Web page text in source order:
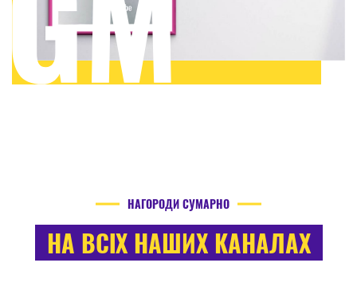
НАГОРОДИ СУМАРНО
НА ВСІХ НАШИХ КАНАЛАХ